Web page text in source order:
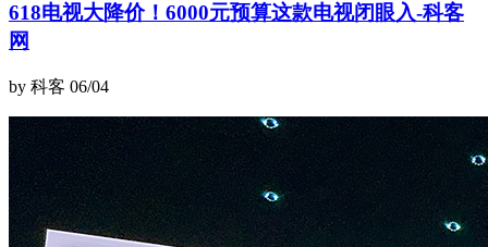
618电视大降价！6000元预算这款电视闭眼入-科客
网
by 科客 06/04